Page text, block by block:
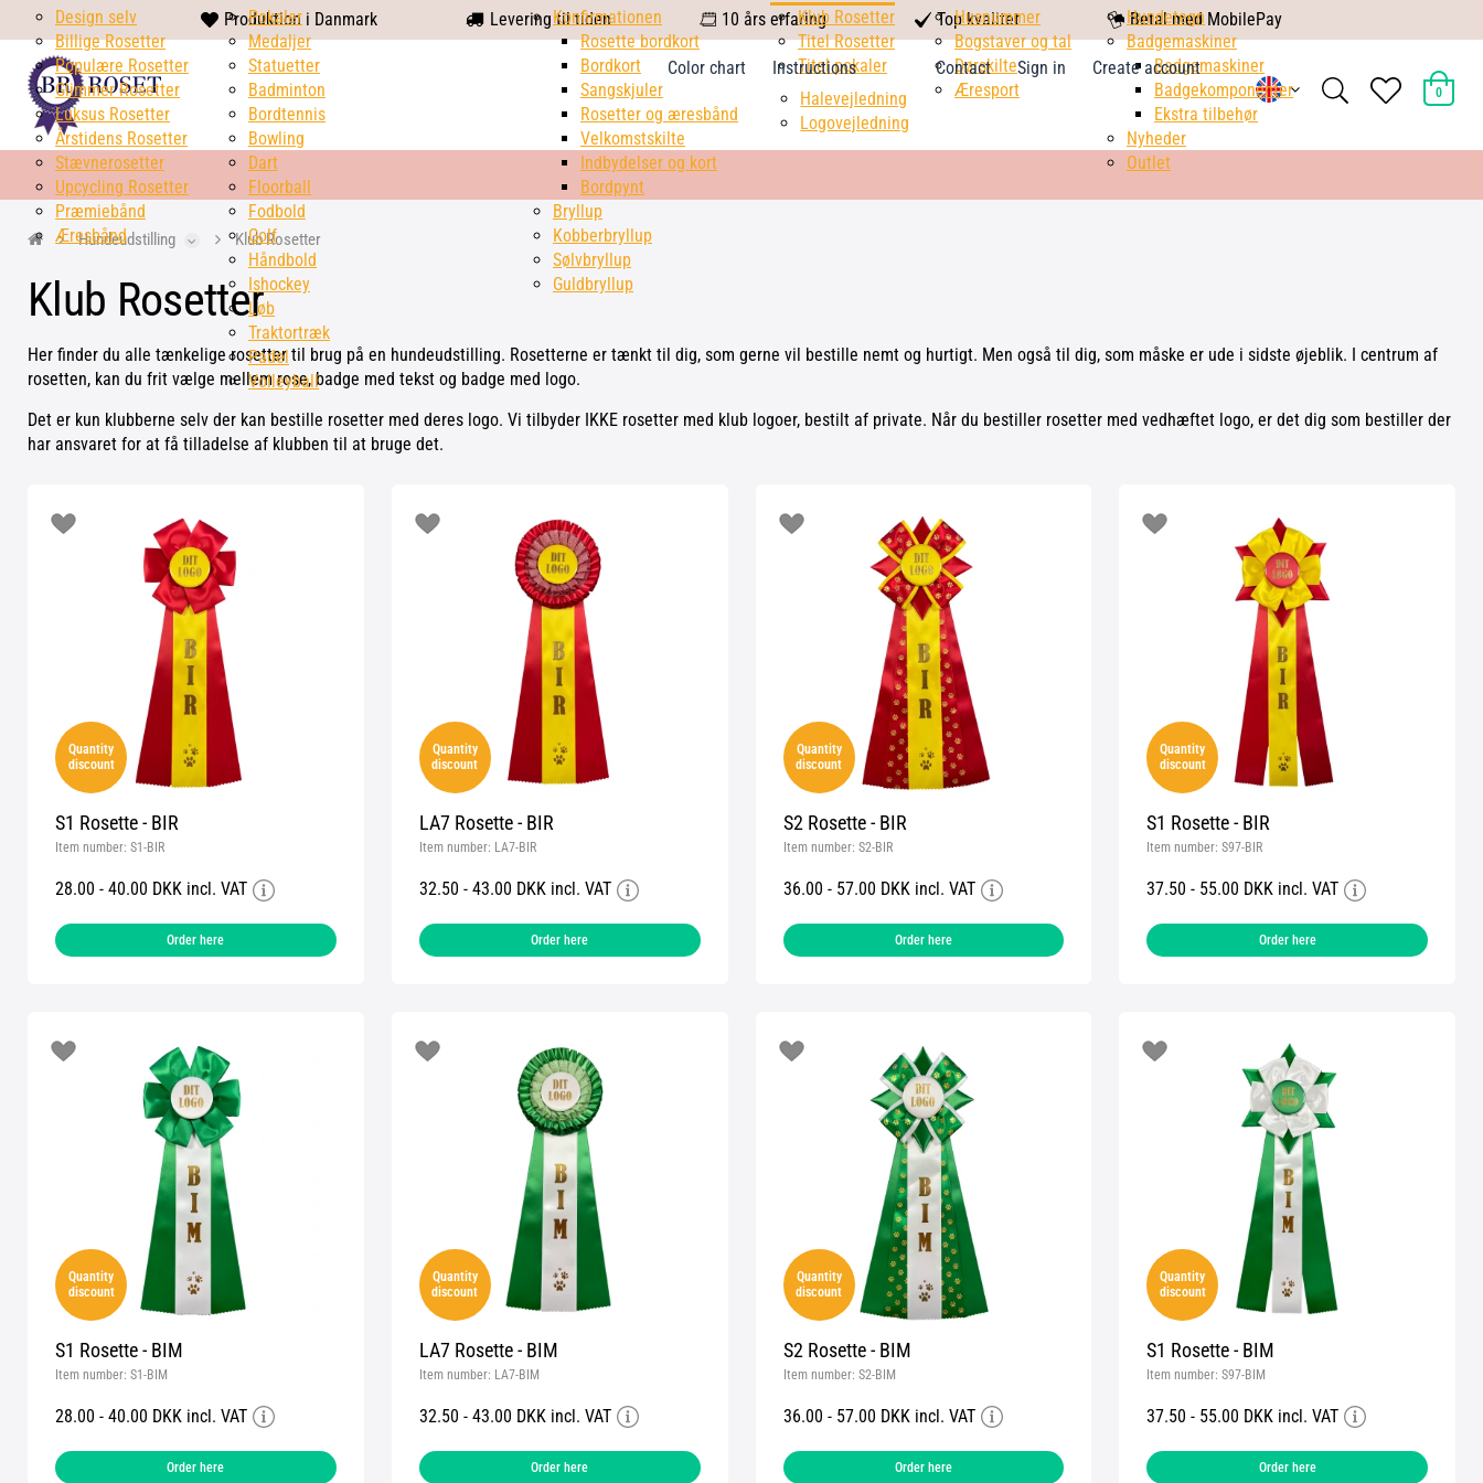
heart
solid
Produktion i Danmark Levering til tiden calendar
10 års erfaring
check
mark
Top kvalitet
mobile
pay
Betal med MobilePay
Color chart
Instructions
Halevejledning
Logovejledning
Contact Sign in
Create account
search heart
light
0
Design selv
Billige Rosetter
Populære Rosetter
Glimmer Rosetter
Luksus Rosetter
Årstidens Rosetter
Stævnerosetter
Upcycling Rosetter
Præmiebånd
Æresbånd
Pokaler
Medaljer
Statuetter
Badminton
Bordtennis
Bowling
Dart
Floorball
Fodbold
Golf
Håndbold
Ishockey
Løb
Traktortræk
Padel
Volleyball
Konfirmationen
Rosette bordkort
Bordkort
Sangskjuler
Rosetter og æresbånd
Velkomstskilte
Indbydelser og kort
Bordpynt
Bryllup
Kobberbryllup
Sølvbryllup
Guldbryllup
Klub Rosetter
Titel Rosetter
Titel pokaler
Husnummer
Bogstaver og tal
Dørskilte
Æresport
Hundetegn
Badgemaskiner
Badgemaskiner
Badgekomponenter
Ekstra tilbehør
Nyheder
Outlet
Hundeudstilling Klub Rosetter
Klub Rosetter
Her finder du alle tænkelige rosetter til brug på en hundeudstilling. Rosetterne er tænkt til dig, som gerne vil bestille nemt og hurtigt. Men også til dig, som måske er ude i sidste øjeblik. I centrum af
rosetten, kan du frit vælge mellem rose, badge med tekst og badge med logo.
Det er kun klubberne selv der kan bestille rosetter med deres logo. Vi tilbyder IKKE rosetter med klub logoer, bestilt af private. Når du bestiller rosetter med vedhæftet logo, er det dig som bestiller der
har ansvaret for at få tilladelse af klubben til at bruge det.
Quantity
discount
S1 Rosette - BIR
Item number: S1-BIR
28.00 - 40.00 DKK incl. VAT
Order here
Quantity
discount
LA7 Rosette - BIR
Item number: LA7-BIR
32.50 - 43.00 DKK incl. VAT
Order here
Quantity
discount
S2 Rosette - BIR
Item number: S2-BIR
36.00 - 57.00 DKK incl. VAT
Order here
Quantity
discount
S1 Rosette - BIR
Item number:S97-BIR
37.50 - 55.00 DKK incl. VAT
Order here
Quantity
discount
S1 Rosette - BIM
Item number: S1-BIM
28.00 - 40.00 DKK incl. VAT
Order here
Quantity
discount
LA7 Rosette - BIM
Item number: LA7-BIM
32.50 - 43.00 DKK incl. VAT
Order here
Quantity
discount
S2 Rosette - BIM
Item number: S2-BIM
36.00 - 57.00 DKK incl. VAT
Order here
Quantity
discount
S1 Rosette - BIM
Item number:S97-BIM
37.50 - 55.00 DKK incl. VAT
Order here